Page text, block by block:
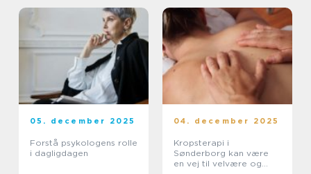
05. december 2025
Forstå psykologens rolle
i dagligdagen
04. december 2025
Kropsterapi i
Sønderborg kan være
en vej til velvære og